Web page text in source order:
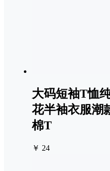
大码短袖T恤
花半袖衣服潮
棉T
￥ 24